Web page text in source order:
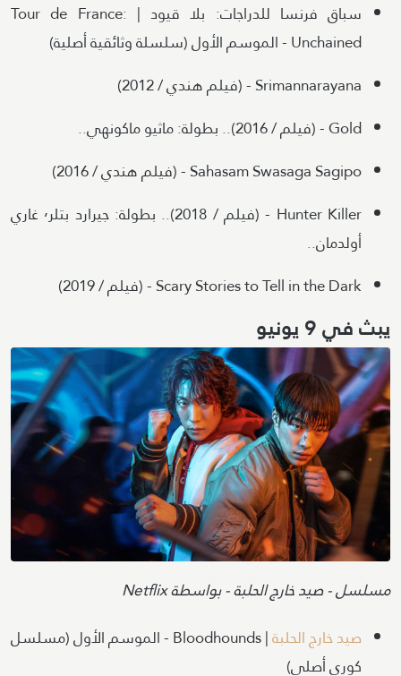
سباق فرنسا للدراجات: بلا قيود | Tour de France:
Unchained - الموسم الأول (سلسلة وثائقية أصلية)
Srimannarayana - (فيلم هندي / 2012)
Gold - (فيلم / 2016).. بطولة: ماثيو ماكونهي..
Sahasam Swasaga Sagipo - (فيلم هندي / 2016)
Hunter Killer - (فيلم / 2018).. بطولة: جيرارد بتلر٬ غاري
أولدمان..
Scary Stories to Tell in the Dark - (فيلم / 2019)
يبث في 9 يونيو
Image
Attribution
مسلسل - صيد خارج الحلبة - بواسطة Netflix
صيد خارج الحلبة
| Bloodhounds - الموسم الأول (مسلسل
كوري أصلي)